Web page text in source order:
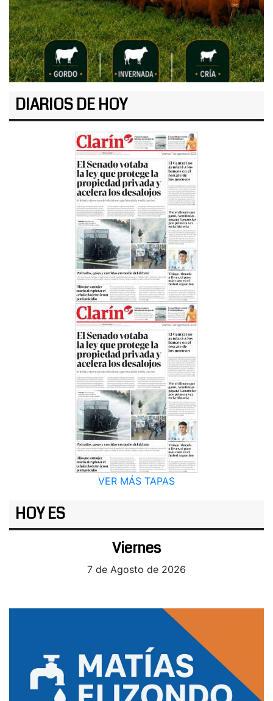
DIARIOS DE HOY
VER MÁS TAPAS
HOY ES
Viernes
7 de Agosto de 2026